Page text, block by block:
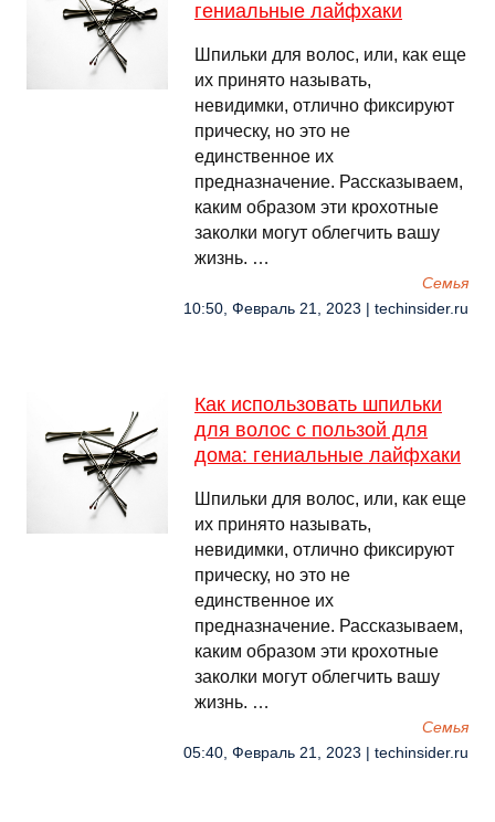
гениальные лайфхаки
Шпильки для волос, или, как еще
их принято называть,
невидимки, отлично фиксируют
прическу, но это не
единственное их
предназначение. Рассказываем,
каким образом эти крохотные
заколки могут облегчить вашу
жизнь. …
Семья
10:50, Февраль 21, 2023 | techinsider.ru
Как использовать шпильки
для волос с пользой для
дома: гениальные лайфхаки
Шпильки для волос, или, как еще
их принято называть,
невидимки, отлично фиксируют
прическу, но это не
единственное их
предназначение. Рассказываем,
каким образом эти крохотные
заколки могут облегчить вашу
жизнь. …
Семья
05:40, Февраль 21, 2023 | techinsider.ru